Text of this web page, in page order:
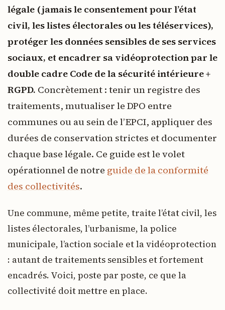
légale (jamais le consentement pour l’état
civil, les listes électorales ou les téléservices),
protéger les données sensibles de ses services
sociaux, et encadrer sa vidéoprotection par le
double cadre Code de la sécurité intérieure +
RGPD. Concrètement : tenir un registre des
traitements, mutualiser le DPO entre
communes ou au sein de l’EPCI, appliquer des
durées de conservation strictes et documenter
chaque base légale. Ce guide est le volet
opérationnel de notre guide de la conformité
des collectivités.
Une commune, même petite, traite l’état civil, les
listes électorales, l’urbanisme, la police
municipale, l’action sociale et la vidéoprotection
: autant de traitements sensibles et fortement
encadrés. Voici, poste par poste, ce que la
collectivité doit mettre en place.